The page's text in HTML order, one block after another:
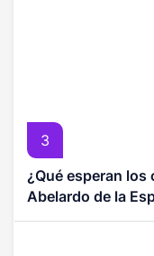
3
¿Qué esperan los
Abelardo de la